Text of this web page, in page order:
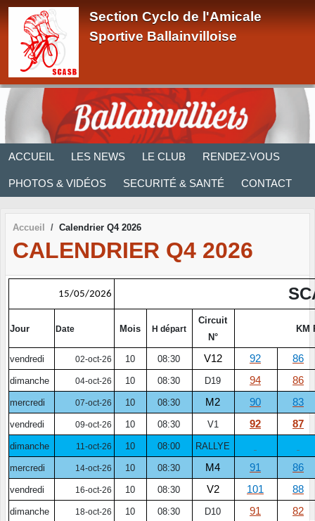
Section Cyclo de l'Amicale
Sportive Ballainvilloise
ACCUEIL LES NEWS LE CLUB RENDEZ-VOUS
PHOTOS & VIDÉOS SECURITÉ & SANTÉ CONTACT
Accueil Calendrier Q4 2026
CALENDRIER Q4 2026
15/05/2026
Jour Date Mois H départ
Circuit
N°
KM
vendredi 02-oct-26 10 08:30 V12 92 86
dimanche 04-oct-26 10 08:30 D19 94 86
mercredi 07-oct-26 10 08:30 M2 90 83
vendredi 09-oct-26 10 08:30 V1 92 87
dimanche 11-oct-26 10 08:00 RALLYE
mercredi 14-oct-26 10 08:30 M4 91 86
vendredi 16-oct-26 10 08:30 V2 101 88
dimanche 18-oct-26 10 08:30 D10 91 82
Panneau de gestion des cookies